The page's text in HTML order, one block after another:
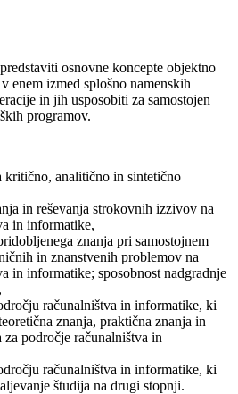
osnovne koncepte objektno
enem izmed splošno namenskih
in jih usposobiti za samostojen
programov.
kritično, analitično in sintetično
in reševanja strokovnih izzivov na
in informatike,
znanja pri samostojnem
in znanstvenih problemov na
in informatike; sposobnost nadgradnje
računalništva in informatike, ki
znanja, praktična znanja in
za področje računalništva in
računalništva in informatike, ki
študija na drugi stopnji.